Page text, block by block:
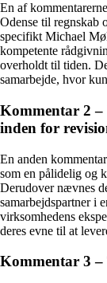
En af
Odense til regnskab
specifikt Michael
kompetente
overholdt til tiden.
samarbejde, hvor
Kommentar 2 –
inden for
En anden
som en pålidelig og
Derudover nævnes
samarbejdspartner i
virksomhedens
deres evne til at
Kommentar 3